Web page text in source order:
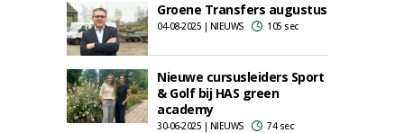
Groene Transfers augustus
04-08-2025 | NIEUWS 105 sec
Nieuwe cursusleiders Sport
& Golf bij HAS green
academy
30-06-2025 | NIEUWS 74 sec